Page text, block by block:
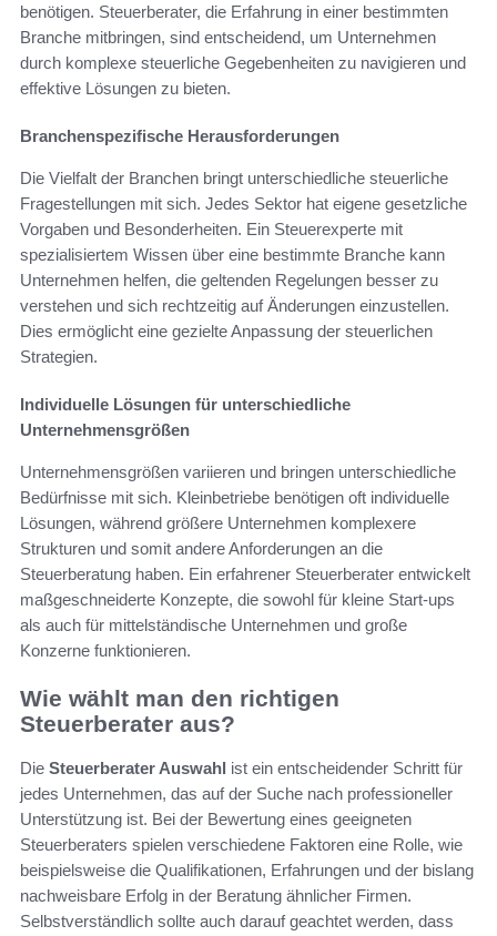
benötigen. Steuerberater, die Erfahrung in einer bestimmten
Branche mitbringen, sind entscheidend, um Unternehmen
durch komplexe steuerliche Gegebenheiten zu navigieren und
effektive Lösungen zu bieten.
Branchenspezifische Herausforderungen
Die Vielfalt der Branchen bringt unterschiedliche steuerliche
Fragestellungen mit sich. Jedes Sektor hat eigene gesetzliche
Vorgaben und Besonderheiten. Ein Steuerexperte mit
spezialisiertem Wissen über eine bestimmte Branche kann
Unternehmen helfen, die geltenden Regelungen besser zu
verstehen und sich rechtzeitig auf Änderungen einzustellen.
Dies ermöglicht eine gezielte Anpassung der steuerlichen
Strategien.
Individuelle Lösungen für unterschiedliche
Unternehmensgrößen
Unternehmensgrößen variieren und bringen unterschiedliche
Bedürfnisse mit sich. Kleinbetriebe benötigen oft individuelle
Lösungen, während größere Unternehmen komplexere
Strukturen und somit andere Anforderungen an die
Steuerberatung haben. Ein erfahrener Steuerberater entwickelt
maßgeschneiderte Konzepte, die sowohl für kleine Start-ups
als auch für mittelständische Unternehmen und große
Konzerne funktionieren.
Wie wählt man den richtigen
Steuerberater aus?
Die Steuerberater Auswahl ist ein entscheidender Schritt für
jedes Unternehmen, das auf der Suche nach professioneller
Unterstützung ist. Bei der Bewertung eines geeigneten
Steuerberaters spielen verschiedene Faktoren eine Rolle, wie
beispielsweise die Qualifikationen, Erfahrungen und der bislang
nachweisbare Erfolg in der Beratung ähnlicher Firmen.
Selbstverständlich sollte auch darauf geachtet werden, dass